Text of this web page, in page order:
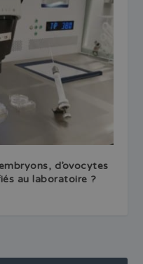
d’ovocytes
au laboratoire ?